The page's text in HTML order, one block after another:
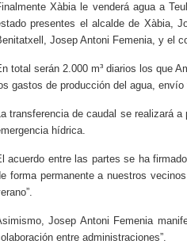
Xàbia le venderá agua a
presentes el alcalde de Xàbia,
Josep Antoni Femenia, y el
total serán 2.000 m³ diarios los que
gastos de producción del agua,
transferencia de caudal se realizará
hídrica.
acuerdo entre las partes se ha
forma permanente a nuestros
Josep Antoni Femenia
entre administraciones”.